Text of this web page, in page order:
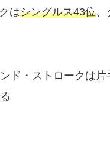
はシングルス43位、
ド・ストロークは片